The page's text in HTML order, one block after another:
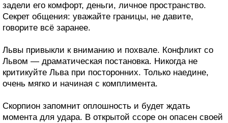
задели его комфорт, деньги, личное пространство.
Секрет общения: уважайте границы, не давите,
говорите всё заранее.
Львы привыкли к вниманию и похвале. Конфликт со
Львом — драматическая постановка. Никогда не
критикуйте Льва при посторонних. Только наедине,
очень мягко и начиная с комплимента.
Скорпион запомнит оплошность и будет ждать
момента для удара. В открытой ссоре он опасен своей